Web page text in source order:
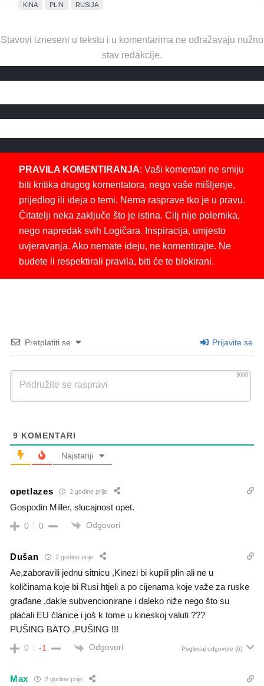
KINA PLIN RUSIJA
Stavovi izneseni u tekstu i u komentarima ne odražavaju nužno
stav redakcije.
PRAVILA KOMENTIRANJA: Vaši komentari ne smiju
biti kritika drugog komentatora, nego vaše mišljenje,
prijedlog ili ideja o temi. Nema rasprave tko je u pravu.
Čitatelji neka zaključe što je istina. Cilj nije polemika,
nego napredak svih Logičara. Inspiracija, umjesto
uvjeravanja. Ako nemate ideju, ne komentirajte. Ne
budete li respektirali pravila, biti će te blokirani.
Pretplatiti se Prijavite se
3000
9 KOMENTARI
Najstariji
opetlazes 2 godine prije
Gospodin Miller, slucajnost opet.
0 0 Odgovori
Dušan 2 godine prije
Ae,zaboravili jednu sitnicu ,Kinezi bi kupili plin ali ne u
količinama koje bi Rusi htjeli a po cijenama koje važe za ruske
građane ,dakle subvencionirane i daleko niže nego što su
plaćali EU članice i još k tome u kineskoj valuti ???
PUŠING BATO ,PUŠING !!!
0 -1 Odgovori Pogledaj odgovore (6)
Max 2 godine prije